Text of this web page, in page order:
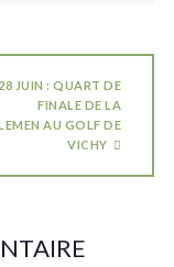
28 JUIN : QUART DE
FINALE DE LA
AU GOLF DE
VICHY